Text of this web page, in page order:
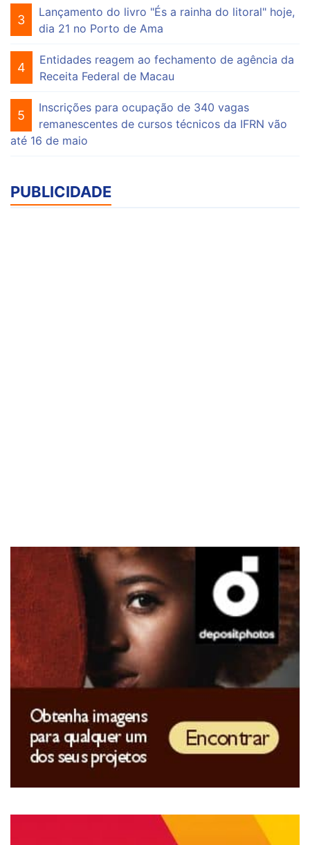
3
Lançamento do livro "És a rainha do litoral" hoje,
dia 21 no Porto de Ama
4
Entidades reagem ao fechamento de agência da
Receita Federal de Macau
5
Inscrições para ocupação de 340 vagas
remanescentes de cursos técnicos da IFRN vão
até 16 de maio
PUBLICIDADE